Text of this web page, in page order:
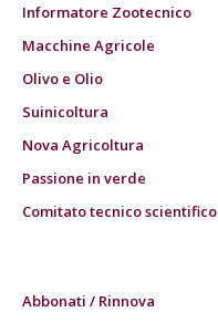
Informatore Zootecnico
Macchine Agricole
Olivo e Olio
Suinicoltura
Nova Agricoltura
Passione in verde
Comitato tecnico scientifico
Abbonati / Rinnova